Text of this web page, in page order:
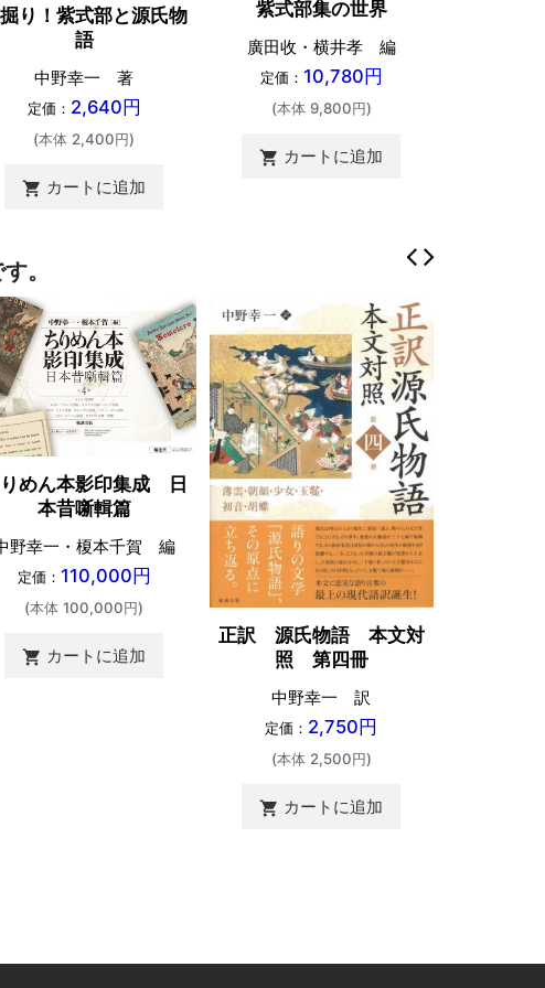
り！紫式部と源氏物
語
中野幸一 著
定価： 2,640円
(本体 2,400円)
shopping_cart カートに追加
紫式部集の世界
廣田收・横井孝 編
定価： 10,780円
(本体 9,800円)
shopping_cart カートに追加
。
めん本影印集成 日
本昔噺輯篇
野幸一・榎本千賀 編
定価： 110,000円
(本体 100,000円)
shopping_cart カートに追加
正訳 源氏物語 本文対
照 第四冊
中野幸一 訳
定価： 2,750円
(本体 2,500円)
shopping_cart カートに追加